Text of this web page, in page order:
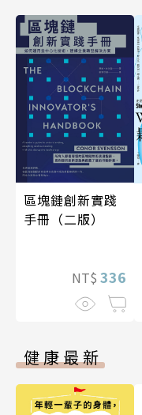
區塊鏈創新實踐
手冊（二版）
NT$ 336
健康最新